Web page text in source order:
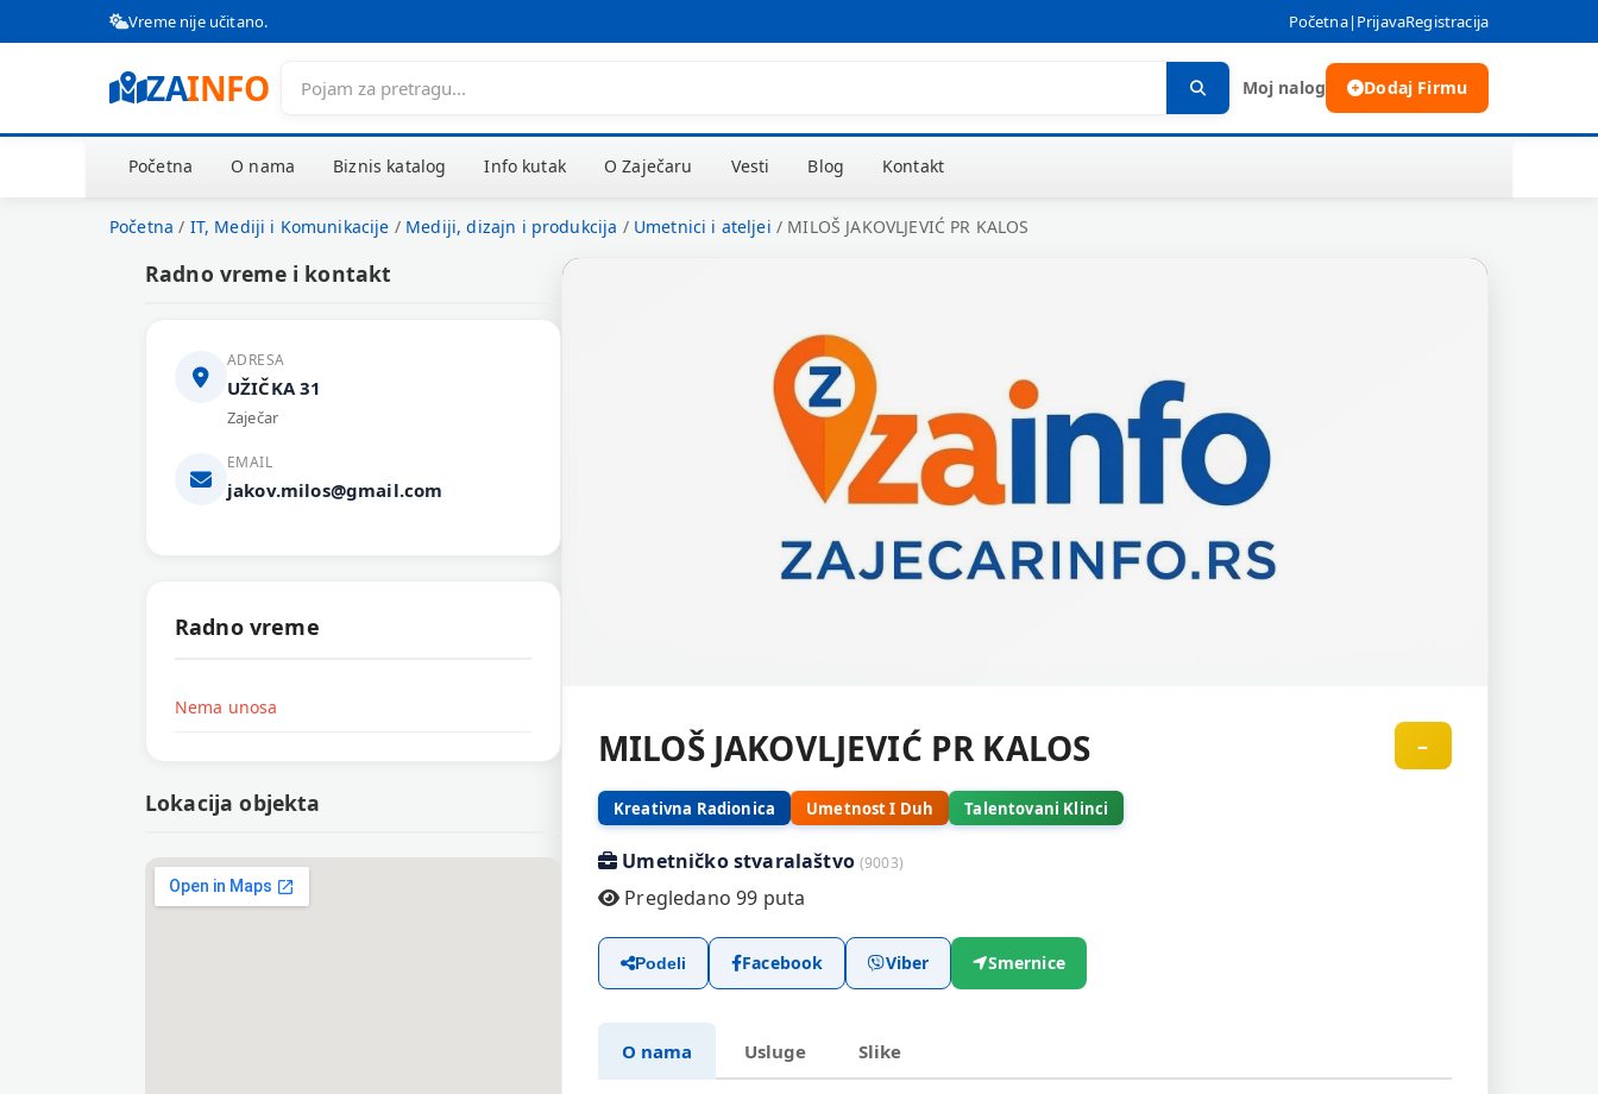
Vreme nije učitano. Početna| PrijavaRegistracija
ZAINFO Moj nalog Dodaj Firmu
Početna O nama Biznis katalog Info kutak O Zaječaru Vesti Blog Kontakt
Početna / IT, Mediji i Komunikacije / Mediji, dizajn i produkcija / Umetnici i ateljei / MILOŠ JAKOVLJEVIĆ PR KALOS
MILOŠ JAKOVLJEVIĆ PR KALOS
Kreativna Radionica Umetnost I Duh Talentovani Klinci
Umetničko stvaralaštvo(9003)
Pregledano 99 puta
–
Podeli Facebook Viber Smernice
O nama Usluge Slike
Radno vreme i kontakt
ADRESA
UŽIČKA 31
Zaječar
EMAIL
jakov.milos@gmail.com
Radno vreme
Nema unosa
Lokacija objekta